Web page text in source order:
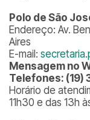
Polo de São
Endereço: Av.
Aires
E-mail:
Mensagem no
Telefones: (19)
Horário de
11h30 e das 13h